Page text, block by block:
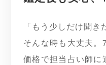
「もう少しだけ聞き
そんな時も大丈夫
価格で担当占い師に